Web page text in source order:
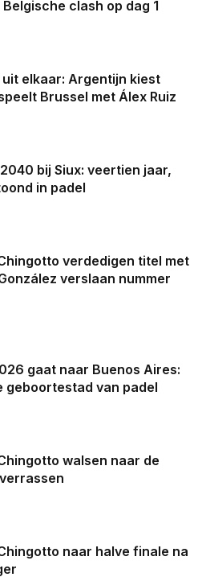
clash op dag 1
elkaar: Argentijn kiest
Brussel met Álex Ruiz
bij Siux: veertien jaar,
in padel
verdedigen titel met
verslaan nummer
gaat naar Buenos Aires:
geboortestad van padel
walsen naar de
naar halve finale na